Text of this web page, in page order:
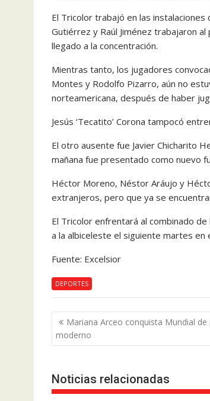
El Tricolor trabajó en las instalaciones
Gutiérrez y Raúl Jiménez trabajaron
llegado a la concentración.
Mientras tanto, los jugadores
Montes y Rodolfo Pizarro, aún no
norteamericana, después de haber
Jesús ‘Tecatito’ Corona tampocó
El otro ausente fue Javier Chicharito
mañana fue presentado como nuevo
Héctor Moreno, Néstor Aráujo y
extranjeros, pero que ya se
El Tricolor enfrentará al combinado
a la albiceleste el siguiente martes en
Fuente: Excelsior
DEPORTES
Navegación
de
entradas
Mariana Arceo conquista Mundial
moderno
Noticias relacionadas